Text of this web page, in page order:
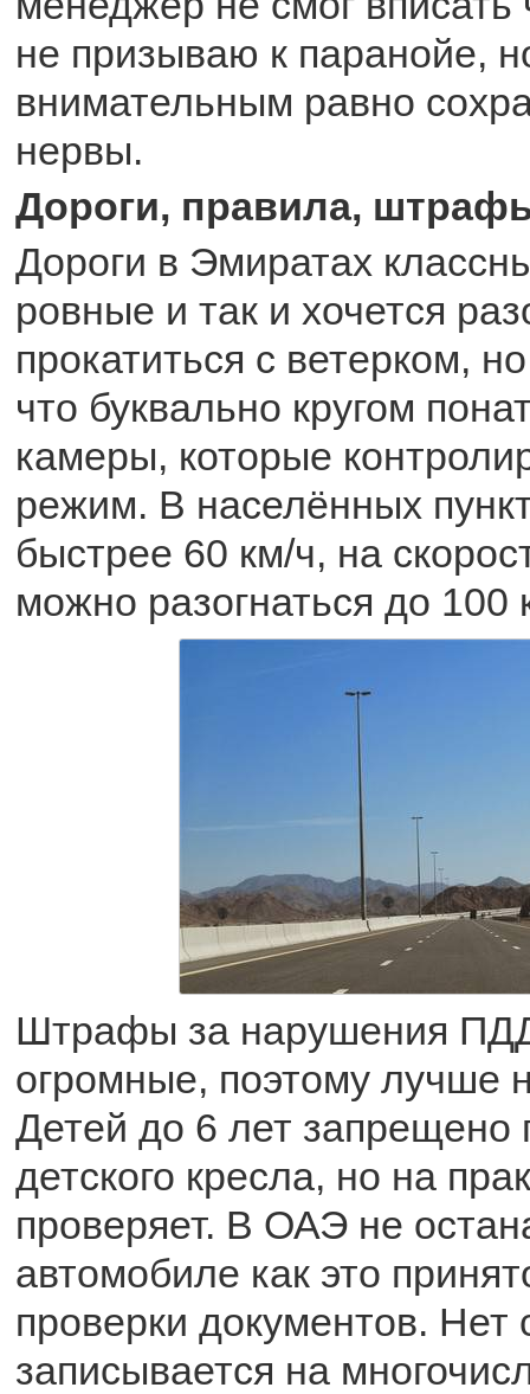
не призываю к паранойе,
внимательным равно
нервы.
Дороги, правила,
Дороги в Эмиратах
ровные и так и хочется
прокатиться с ветерком,
что буквально кругом
камеры, которые
режим. В населённых
быстрее 60 км/ч, на
можно разогнаться до 100
Штрафы за нарушения
огромные, поэтому лучше
Детей до 6 лет запрещено
детского кресла, но на
проверяет. В ОАЭ не
автомобиле как это
проверки документов.
записывается на